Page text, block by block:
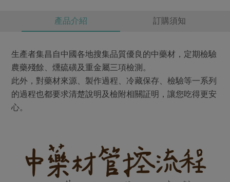
產品介紹 訂購須知
生產者集昌自中國各地搜集品質優良的中藥材，定期檢驗
農藥殘餘、燻硫磺及重金屬三項檢測。
此外，對藥材來源、製作過程、冷藏保存、檢驗等一系列
的過程也都要求清楚說明及檢附相關証明，讓您吃得更安
心。